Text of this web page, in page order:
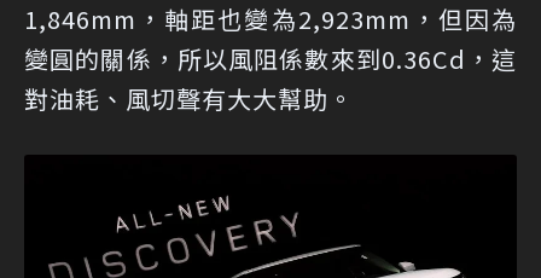
1,846mm，軸距也變為2,923mm，但因為
變圓的關係，所以風阻係數來到0.36Cd，這
對油耗、風切聲有大大幫助。